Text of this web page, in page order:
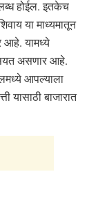
होईल. इतकेच
या माध्यमातून
आहे. यामध्ये
असणार आहे.
आपल्याला
यासाठी बाजारात